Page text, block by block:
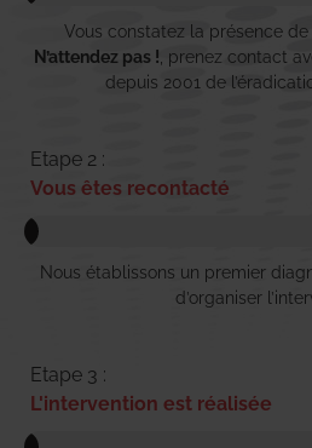
Vous constatez la présence
N’attendez pas ! , prenez contact
depuis 2001 de
Etape 2 :
Vous êtes recontacté
Nous établissons un premier
d’organiser
Etape 3 :
L'intervention est réalisée